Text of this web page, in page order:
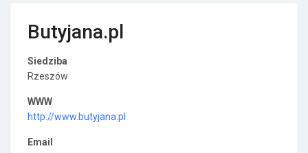
Butyjana.pl
Siedziba
Rzeszów
WWW
http://www.butyjana.pl
Email